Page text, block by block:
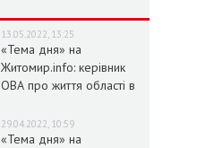
13.05.2022, 13:25
«Тема дня» на
Житомир.info: керівник
ОВА про життя області в
29.04.2022, 10:59
«Тема дня» на